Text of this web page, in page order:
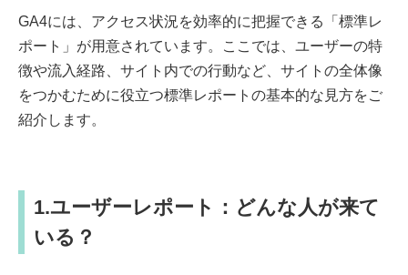
GA4には、アクセス状況を効率的に把握できる「標準レ
ポート」が用意されています。ここでは、ユーザーの特
徴や流入経路、サイト内での行動など、サイトの全体像
をつかむために役立つ標準レポートの基本的な見方をご
紹介します。
1.ユーザーレポート：どんな人が来て
いる？